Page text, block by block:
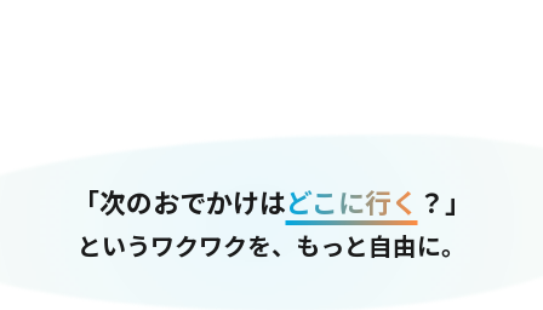
「次のおでかけはどこに行く ？」
というワクワクを、もっと自由に。